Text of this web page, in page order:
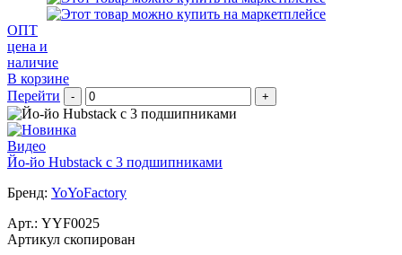
ОПТ
цена и
наличие
В корзине
Перейти
- +
Видео
Йо-йо Hubstack c 3 подшипниками
Бренд: YoYoFactory
Арт.: YYF0025
Артикул скопирован